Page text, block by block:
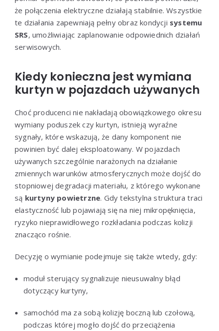
że połączenia elektryczne działają stabilnie. Wszystkie
te działania zapewniają pełny obraz kondycji systemu
SRS, umożliwiając zaplanowanie odpowiednich działań
serwisowych.
Kiedy konieczna jest wymiana
kurtyn w pojazdach używanych
Choć producenci nie nakładają obowiązkowego okresu
wymiany poduszek czy kurtyn, istnieją wyraźne
sygnały, które wskazują, że dany komponent nie
powinien być dalej eksploatowany. W pojazdach
używanych szczególnie narażonych na działanie
zmiennych warunków atmosferycznych może dojść do
stopniowej degradacji materiału, z którego wykonane
są kurtyny powietrzne. Gdy tekstylna struktura traci
elastyczność lub pojawiają się na niej mikropęknięcia,
ryzyko nieprawidłowego rozkładania podczas kolizji
znacząco rośnie.
Decyzję o wymianie podejmuje się także wtedy, gdy:
moduł sterujący sygnalizuje nieusuwalny błąd
dotyczący kurtyny,
samochód ma za sobą kolizję boczną lub czołową,
podczas której mogło dojść do przeciążenia